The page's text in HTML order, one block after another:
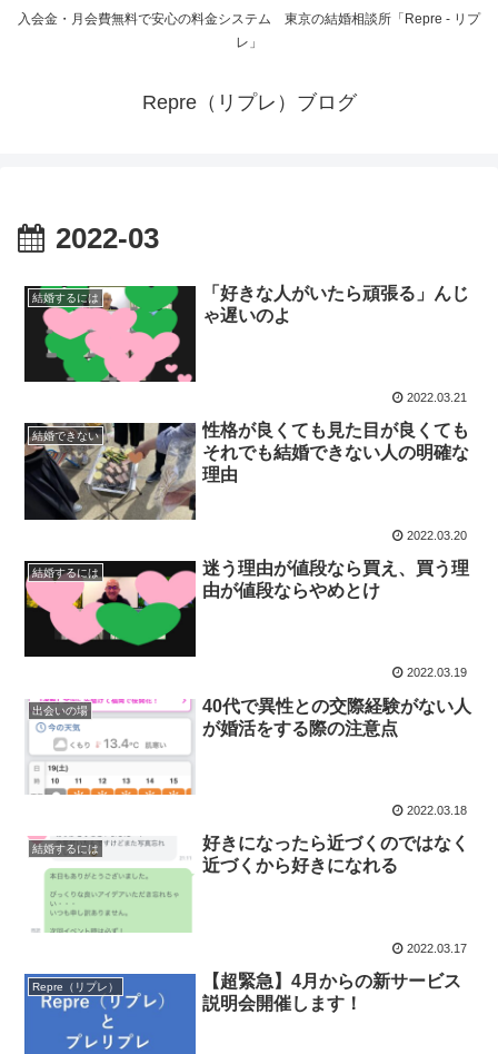
入会金・月会費無料で安心の料金システム 東京の結婚相談所「Repre - リプ
レ」
Repre（リプレ）ブログ
2022-03
結婚するには
「好きな人がいたら頑張る」んじ
ゃ遅いのよ
2022.03.21
結婚できない
性格が良くても見た目が良くても
それでも結婚できない人の明確な
理由
2022.03.20
結婚するには
迷う理由が値段なら買え、買う理
由が値段ならやめとけ
2022.03.19
出会いの場
40代で異性との交際経験がない人
が婚活をする際の注意点
2022.03.18
結婚するには
好きになったら近づくのではなく
近づくから好きになれる
2022.03.17
Repre（リプレ）
【超緊急】4月からの新サービス
説明会開催します！